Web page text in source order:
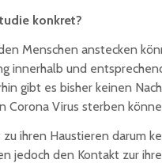
konkret?
Menschen anstecken
innerhalb und
gibt es bisher keinen
Corona Virus sterben
ihren Haustieren darum
jedoch den Kontakt zur